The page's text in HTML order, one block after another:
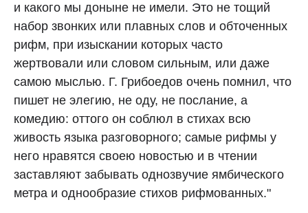
и какого мы доныне не имели. Это не тощий
набор звонких или плавных слов и обточенных
рифм, при изыскании которых часто
жертвовали или словом сильным, или даже
самою мыслью. Г. Грибоедов очень помнил, что
пишет не элегию, не оду, не послание, а
комедию: оттого он соблюл в стихах всю
живость языка разговорного; самые рифмы у
него нравятся своею новостью и в чтении
заставляют забывать однозвучие ямбического
метра и однообразие стихов рифмованных."